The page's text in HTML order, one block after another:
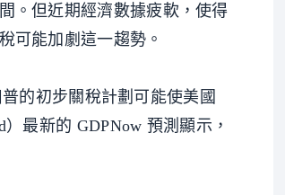
。但近期經濟數據疲軟，使得
可能加劇這一趨勢。
的初步關稅計劃可能使美國
最新的 GDPNow 預測顯示，